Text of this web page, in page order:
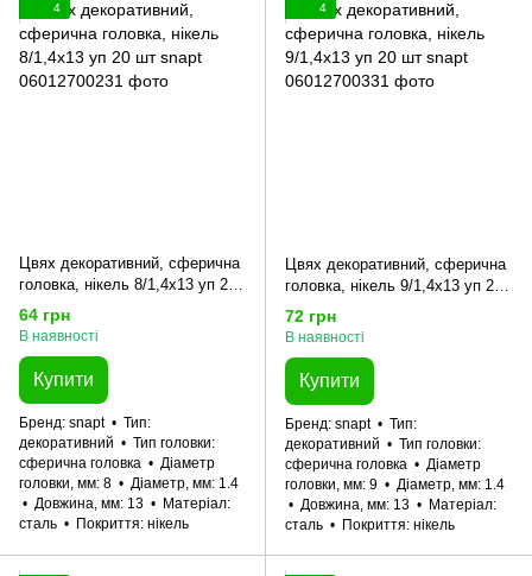
4
Цвях декоративний, сферична
головка, нікель 8/1,4x13 уп 20
шт snapt
64 грн
В наявності
Купити
Бренд snapt
Тип
декоративний
Тип головки
сферична головка
Діаметр
головки, мм 8 Діаметр, мм 1.4
Довжина, мм 13
Матеріал
сталь
Покриття нікель
4
Цвях декоративний, сферична
головка, нікель 9/1,4x13 уп 20
шт snapt
72 грн
В наявності
Купити
Бренд snapt
Тип
декоративний
Тип головки
сферична головка
Діаметр
головки, мм 9 Діаметр, мм 1.4
Довжина, мм 13
Матеріал
сталь
Покриття нікель